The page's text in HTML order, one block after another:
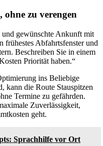
zu verengen
gewünschte Ankunft mit
frühestes Abfahrtsfenster und
Beschreiben Sie in einem
Priorität haben.“
ins Beliebige
kann die Route Stauspitzen
Termine zu gefährden.
Zuverlässigkeit,
geht.
Sprachhilfe vor Ort